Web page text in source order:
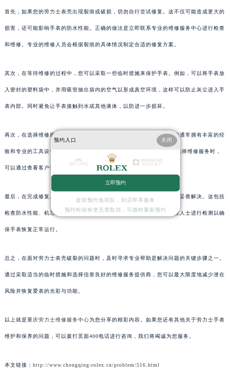
首先，如果您的劳力士表壳出现裂痕或破损，切勿自行尝试修复。这不仅可能造成更大的
损害，还可能影响手表的防水性能。正确的做法是立即联系专业的维修服务中心进行检查
和维修。专业的维修人员会根据裂痕的具体情况制定合适的修复方案。
其次，在等待维修的过程中，您可以采取一些临时措施来保护手表。例如，可以将手表放
入密封的塑料袋中，并用吸管抽出袋内的空气以形成真空环境，这样可以防止灰尘进入手
表内部。同时避免让手表接触到水或其他液体，以防进一步损坏。
再次，在选择维修服务时，请务必选择信誉良好的专业机构。这类机构通常拥有丰富的经
验和专业的工具设备，能够确 复后的手表保持原有的品质和功能。在选择维修服务时，
可以通过查看客户评价、咨询朋友或同事的意见来了解服务质量。
最后，在完成修复后，请务必进行彻底的检查以确保所有问题都已得到妥善解决。这包括
检查防水性能、机芯运转情况等关键指标。如果有必要，还可以请专业人士进行检测以确
保手表恢复正常运行。
总之，在面对劳力士表壳破裂的问题时，及时寻求专业帮助是解决问题的关键步骤之一。
通过采取适当的临时措施和选择信誉良好的维修服务提供商，您可以最大限度地减少潜在
风险并恢复爱表的光彩与功能。
以上就是重庆劳力士维修服务中心为您分享的精彩内容。如果您还有其他关于劳力士手表
维护和保养的问题，可以拨打页面400电话进行咨询，我们将竭诚为您服务。
本文链接： http://www.chongqing-rolex.cn/problem/516.html
预约入口 关闭
立即预约
提前预约免排队，到店即享服务
预约时间有变无需取消，可随时重新预约